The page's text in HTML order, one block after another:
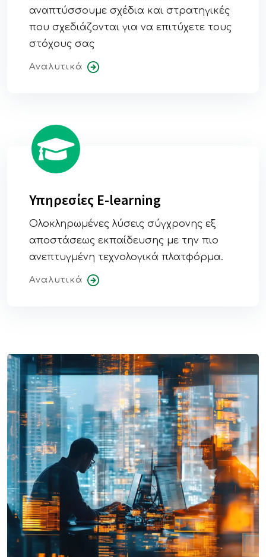
αναπτύσσουμε σχέδια και στρατηγικές
που σχεδιάζονται για να επιτύχετε τους
στόχους σας
Αναλυτικά
Υπηρεσίες E-learning
Ολοκληρωμένες λύσεις σύγχρονης εξ
αποστάσεως εκπαίδευσης με την πιο
ανεπτυγμένη τεχνολογικά πλατφόρμα.
Αναλυτικά